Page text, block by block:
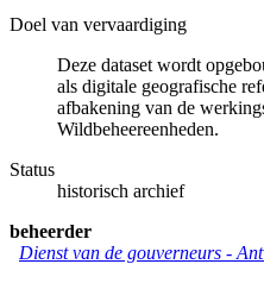
Doel van vervaardiging
Deze dataset wordt
als digitale geografische
afbakening van de
Wildbeheereenheden.
Status
historisch archief
beheerder
Dienst van de gouverneurs -